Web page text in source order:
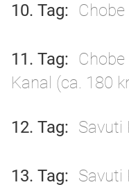
10. Tag
11. Tag
Kanal (ca. 180
12. Tag Savuti
13. Tag
Savuti